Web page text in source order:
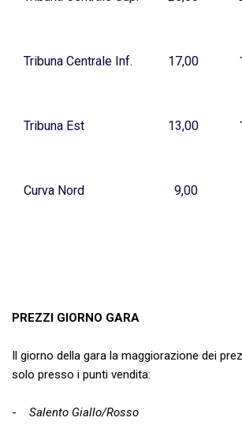
Tribuna Centrale Inf. 17,00
Tribuna Est 13,00
Curva Nord 9,00
PREZZI GIORNO GARA
Il giorno della gara la maggiorazione dei
solo presso i punti vendita:
- Salento Giallo/Rosso